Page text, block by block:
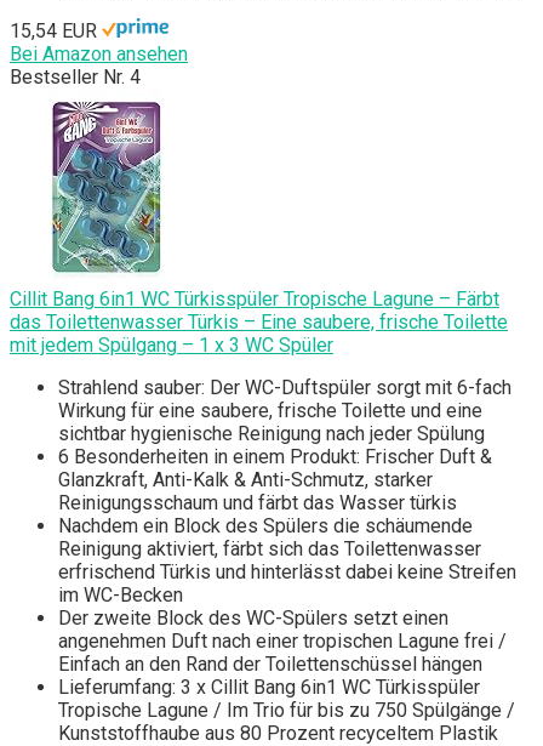
15,54 EUR
Bei Amazon ansehen
Bestseller Nr. 4
Cillit Bang 6in1 WC Türkisspüler Tropische Lagune – Färbt
das Toilettenwasser Türkis – Eine saubere, frische Toilette
mit jedem Spülgang – 1 x 3 WC Spüler
Strahlend sauber: Der WC-Duftspüler sorgt mit 6-fach
Wirkung für eine saubere, frische Toilette und eine
sichtbar hygienische Reinigung nach jeder Spülung
6 Besonderheiten in einem Produkt: Frischer Duft &
Glanzkraft, Anti-Kalk & Anti-Schmutz, starker
Reinigungsschaum und färbt das Wasser türkis
Nachdem ein Block des Spülers die schäumende
Reinigung aktiviert, färbt sich das Toilettenwasser
erfrischend Türkis und hinterlässt dabei keine Streifen
im WC-Becken
Der zweite Block des WC-Spülers setzt einen
angenehmen Duft nach einer tropischen Lagune frei /
Einfach an den Rand der Toilettenschüssel hängen
Lieferumfang: 3 x Cillit Bang 6in1 WC Türkisspüler
Tropische Lagune / Im Trio für bis zu 750 Spülgänge /
Kunststoffhaube aus 80 Prozent recyceltem Plastik